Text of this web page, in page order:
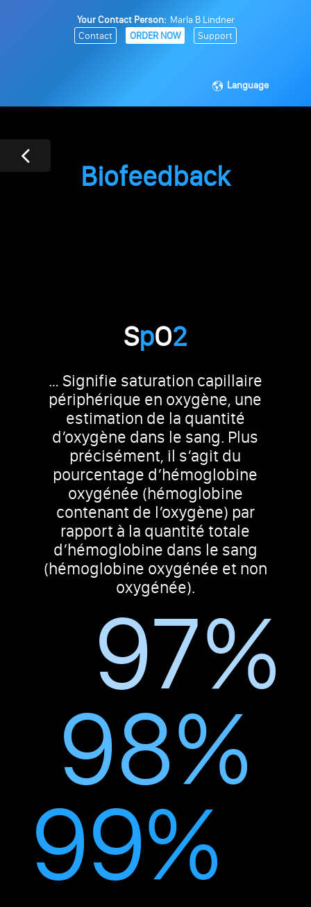
Your Contact Person: Marla B Lindner
Contact
ORDER NOW Support
Language
Biofeedback
SpO2
… Signifie saturation capillaire
périphérique en oxygène, une
estimation de la quantité
d’oxygène dans le sang. Plus
précisément, il s’agit du
pourcentage d’hémoglobine
oxygénée (hémoglobine
contenant de l’oxygène) par
rapport à la quantité totale
d’hémoglobine dans le sang
(hémoglobine oxygénée et non
oxygénée).
97%
98%
99%